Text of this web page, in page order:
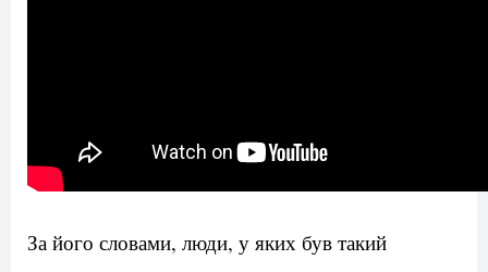
За його словами, люди, у яких був такий